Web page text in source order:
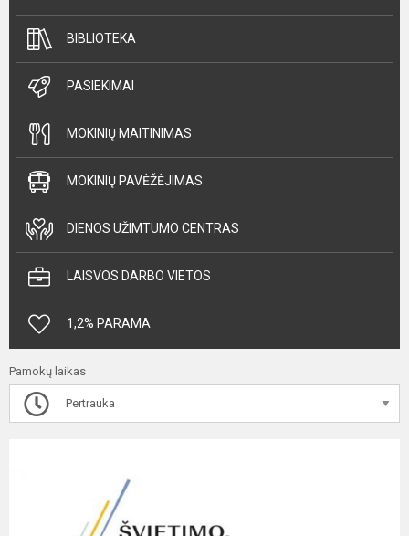
BIBLIOTEKA
PASIEKIMAI
MOKINIŲ MAITINIMAS
MOKINIŲ PAVĖŽĖJIMAS
DIENOS UŽIMTUMO CENTRAS
LAISVOS DARBO VIETOS
1,2% PARAMA
Pamokų laikas
Pertrauka